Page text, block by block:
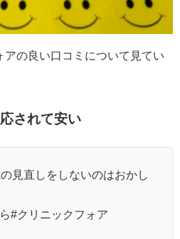
アの良い口コミについて見てい
されて安い
見直しをしないのはおかし
#クリニックフォア